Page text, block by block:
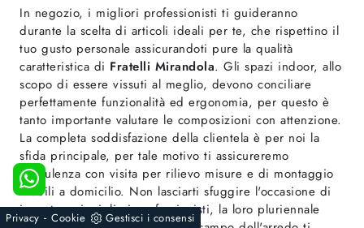
In negozio, i migliori professionisti ti guideranno
durante la scelta di articoli ideali per te, che rispettino il
tuo gusto personale assicurandoti pure la qualità
caratteristica di Fratelli Mirandola. Gli spazi indoor, allo
scopo di essere vissuti al meglio, devono conciliare
perfettamente funzionalità ed ergonomia, per questo è
tanto importante valutare le composizioni con attenzione.
La completa soddisfazione della clientela è per noi la
sfida principale, per tale motivo ti assicureremo
consulenza con visita per rilievo misure e di montaggio
mobili a domicilio. Non lasciarti sfuggire l'occasione di
incontrare i migliori professionisti, la loro pluriennale
Privacy - Cookie Gestisci i consensi